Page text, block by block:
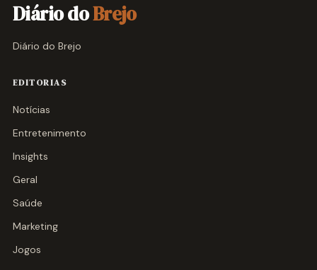
Diário doBrejo
Diário do Brejo
EDITORIAS
Notícias
Entretenimento
Insights
Geral
Saúde
Marketing
Jogos